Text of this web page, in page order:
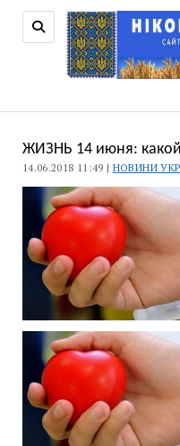
ЖИЗНЬ 14 июня: какой
14.06.2018 11:49 | НОВИНИ